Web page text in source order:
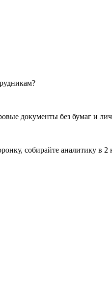
документы без бумаг и
собирайте аналитику в 2